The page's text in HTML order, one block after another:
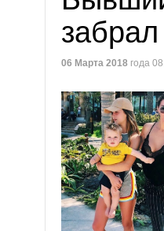
06 Марта 2018 года